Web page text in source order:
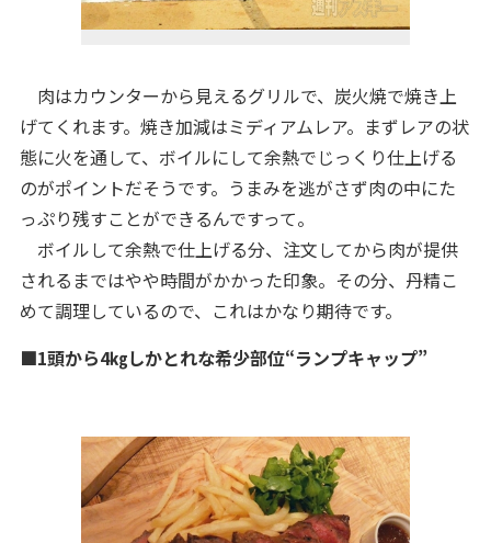
肉はカウンターから見えるグリルで、炭火焼で焼き上
げてくれます。焼き加減はミディアムレア。まずレアの状
態に火を通して、ボイルにして余熱でじっくり仕上げる
のがポイントだそうです。うまみを逃がさず肉の中にた
っぷり残すことができるんですって。
ボイルして余熱で仕上げる分、注文してから肉が提供
されるまではやや時間がかかった印象。その分、丹精こ
めて調理しているので、これはかなり期待です。
■1頭から4㎏しかとれな希少部位“ランプキャップ”